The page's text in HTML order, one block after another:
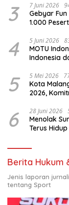
3 7 Juni 2026
Gebyar
1.000
4 5 Juni 2026
MOTU
Indonesia
5 5 Mei 2026
Kota
2026,
6 28 Juni 2026
Menolak
Terus Hidup
Berita Hukum
Jenis laporan
tentang Sport